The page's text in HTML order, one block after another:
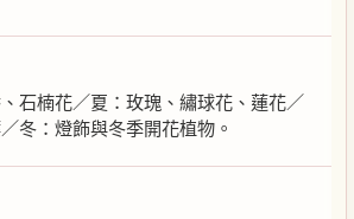
石楠花／夏：玫瑰、繡球花、蓮花／
冬：燈飾與冬季開花植物。